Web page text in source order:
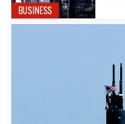
BUSINESS